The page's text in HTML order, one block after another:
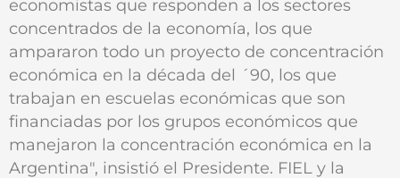
economistas que responden a los sectores
concentrados de la economía, los que
ampararon todo un proyecto de concentración
económica en la década del ´90, los que
trabajan en escuelas económicas que son
financiadas por los grupos económicos que
manejaron la concentración económica en la
Argentina", insistió el Presidente. FIEL y la